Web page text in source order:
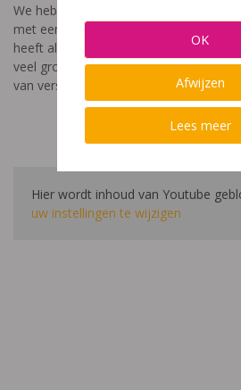
We hebben een video gemaakt die
met een leerstoornis. De film met als
heeft als doel aan te tonen dat de
veel groter is dan enkel wat je ziet in
van verschillende leerlingen en ouders.
Hier wordt inhoud van Youtube
uw instellingen te wijzigen
OK
Afwijzen
Lees meer